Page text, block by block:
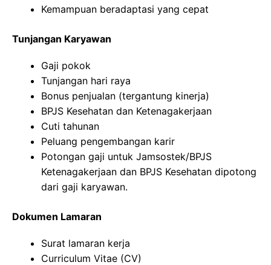
Kemampuan beradaptasi yang cepat
Tunjangan Karyawan
Gaji pokok
Tunjangan hari raya
Bonus penjualan (tergantung kinerja)
BPJS Kesehatan dan Ketenagakerjaan
Cuti tahunan
Peluang pengembangan karir
Potongan gaji untuk Jamsostek/BPJS
Ketenagakerjaan dan BPJS Kesehatan dipotong
dari gaji karyawan.
Dokumen Lamaran
Surat lamaran kerja
Curriculum Vitae (CV)